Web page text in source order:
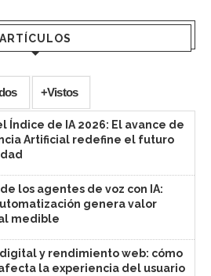
ARTÍCULOS
+Vistos
Índice de IA 2026: El avance de
Artificial redefine el futuro
de los agentes de voz con IA:
genera valor
medible
y rendimiento web: cómo
la experiencia del usuario